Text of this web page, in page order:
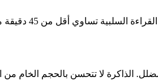
أقل من 45 دقيقة من بطاقات نشطة. إعادة القراءة تخلق
مضلل. الذاكرة لا تتحسن بالحجم الخام